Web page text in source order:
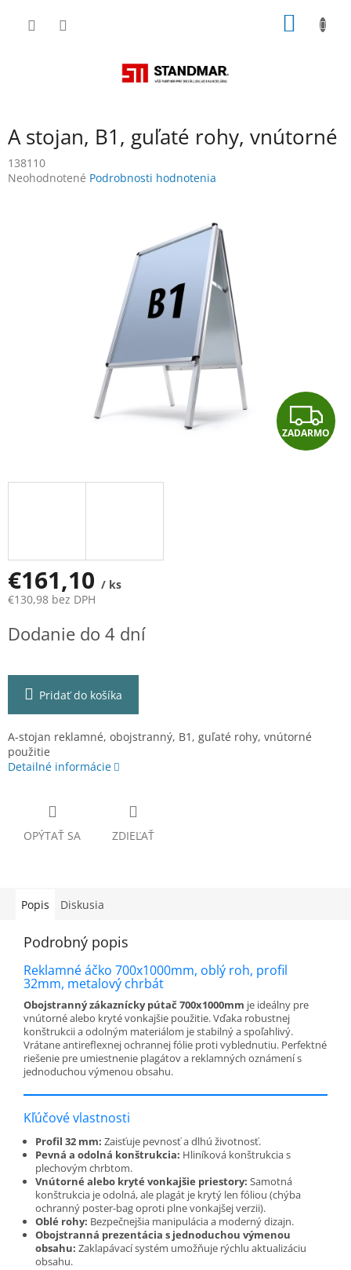
A stojan, B1, guľaté rohy, vnútorné
138110
Priemerné
Neohodnotené Podrobnosti hodnotenia
Z
A
ZADARMO
€161,10 / ks
€130,98 bez DPH
cena:
Dodanie do 4 dní
Pridať do košíka
A-stojan reklamné, obojstranný, B1, guľaté rohy, vnútorné
použitie
Detailné informácie
OPÝTAŤ SA ZDIEĽAŤ
Popis Diskusia
Podrobný popis
Reklamné áčko 700x1000mm, oblý roh, profil
32mm, metalový chrbát
Obojstranný zákaznícky pútač 700x1000mm je ideálny pre
vnútorné alebo kryté vonkajšie použitie. Vďaka robustnej
konštrukcii a odolným materiálom je stabilný a spoľahlivý.
Vrátane antireflexnej ochrannej fólie proti vyblednutiu. Perfektné
riešenie pre umiestnenie plagátov a reklamných oznámení s
jednoduchou výmenou obsahu.
Kľúčové vlastnosti
Profil 32 mm: Zaisťuje pevnosť a dlhú životnosť.
Pevná a odolná konštrukcia: Hliníková konštrukcia s
plechovým chrbtom.
Vnútorné alebo kryté vonkajšie priestory: Samotná
konštrukcia je odolná, ale plagát je krytý len fóliou (chýba
ochranný poster-bag oproti plne vonkajšej verzii).
Oblé rohy: Bezpečnejšia manipulácia a moderný dizajn.
Obojstranná prezentácia s jednoduchou výmenou
obsahu: Zaklapávací systém umožňuje rýchlu aktualizáciu
obsahu.